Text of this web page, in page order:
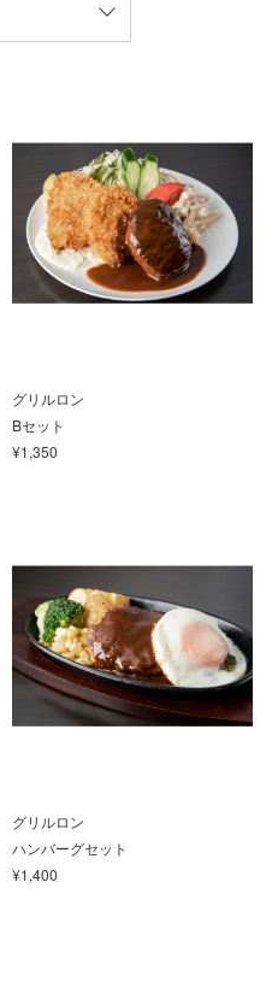
グリルロン
Bセット
¥1,350
グリルロン
ハンバーグセット
¥1,400